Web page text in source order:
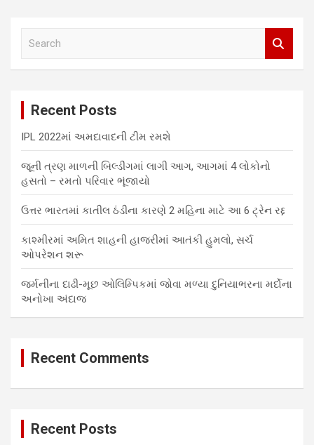
Recent Posts
IPL 2022માં અમદાવાદની ટીમ રમશે
જૂની ત્રણ માળની બિલ્ડીંગમાં લાગી આગ, આગમાં 4 લોકોનો
હસતો – રમતો પરિવાર ભૂંજાયો
ઉત્તર ભારતમાં કાતીલ ઠંડીના કારણે 2 મહિના માટે આ 6 ટ્રેન રદ્દ
કાશ્મીરમાં અમિત શાહની હાજરીમાં આતંકી હુમલો, સર્ચ
ઓપરેશન શરૂ
જર્મનીના દાઢી-મૂછ ઓલિમ્પિકમાં જોવા મળ્યા દુનિયાભરના મર્દોના
અનોખા અંદાજ
Recent Comments
Recent Posts